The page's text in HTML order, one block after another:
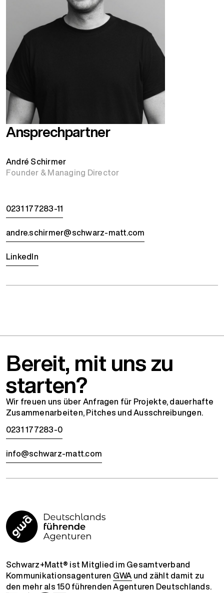
Ansprechpartner
André Schirmer
Founder & Managing Director
0231 177283-11
andre.schirmer@schwarz-matt.com
LinkedIn
Bereit, mit uns zu
starten?
Wir freuen uns über Anfragen für Projekte, dauerhafte
Zusammenarbeiten, Pitches und Ausschreibungen.
0231 177283-0
info@schwarz-matt.com
Schwarz+Matt® ist Mitglied im Gesamtverband
Kommunikationsagenturen GWA und zählt damit zu
den mehr als 150 führenden Agenturen Deutschlands.